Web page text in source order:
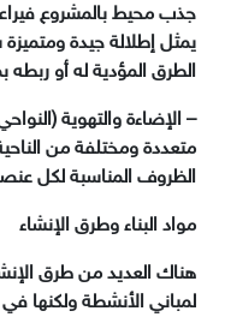
جذب محيط بالمشروع
يمثل إطلالة جيدة
الطرق المؤدية له أو ربطه
– الإضاءة والتهوية
متعددة ومختلفة من
الظروف المناسبة لكل
مواد البناء وطرق الإنشاء
هناك العديد من طرق
لمباني الأنشطة ولكنها